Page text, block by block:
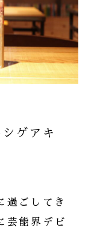
ゲアキ
過ごしてき
芸能界デビ